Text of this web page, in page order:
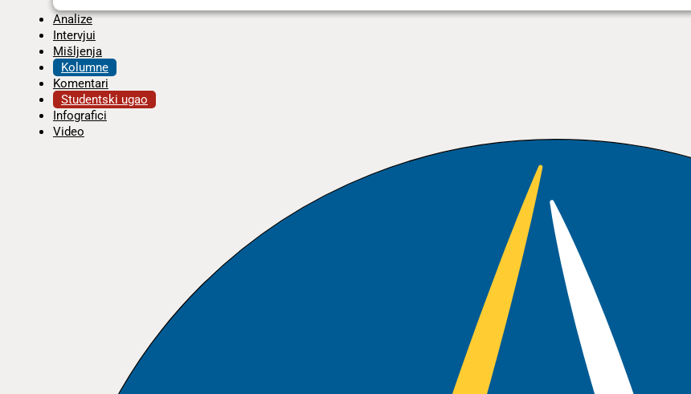
Analize
Intervjui
Mišljenja
Kolumne
Komentari
Studentski ugao
Infografici
Video